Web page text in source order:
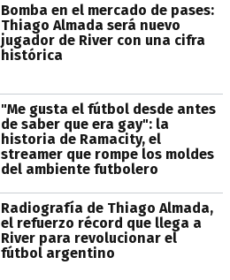
Bomba en el mercado de pases:
Thiago Almada será nuevo
jugador de River con una cifra
histórica
"Me gusta el fútbol desde antes
de saber que era gay": la
historia de Ramacity, el
streamer que rompe los moldes
del ambiente futbolero
Radiografía de Thiago Almada,
el refuerzo récord que llega a
River para revolucionar el
fútbol argentino